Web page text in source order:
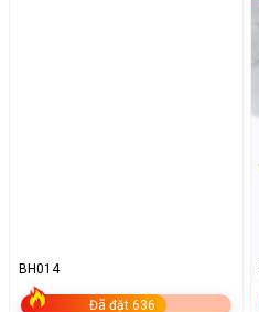
Đã đặt 636
BH014